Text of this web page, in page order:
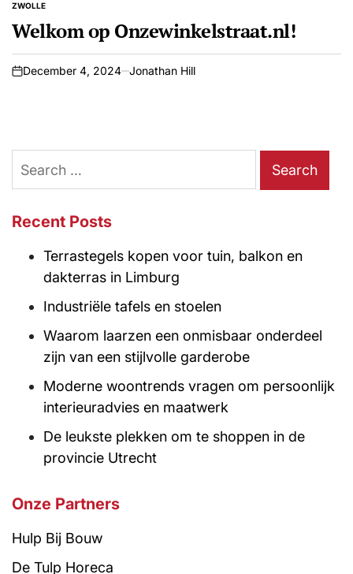
ZWOLLE
Welkom op Onzewinkelstraat.nl!
on
December 4, 2024 Jonathan Hill
Search
for:
Recent Posts
Terrastegels kopen voor tuin, balkon en
dakterras in Limburg
Industriële tafels en stoelen
Waarom laarzen een onmisbaar onderdeel
zijn van een stijlvolle garderobe
Moderne woontrends vragen om persoonlijk
interieuradvies en maatwerk
De leukste plekken om te shoppen in de
provincie Utrecht
Onze Partners
Hulp Bij Bouw
De Tulp Horeca